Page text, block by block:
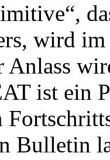
wird
Anlass
ist ein
Bulletin